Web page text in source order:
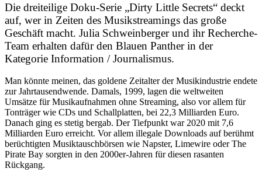
Die dreiteilige Doku-Serie „Dirty Little Secrets“ deckt
auf, wer in Zeiten des Musikstreamings das große
Geschäft macht. Julia Schweinberger und ihr Recherche-
Team erhalten dafür den Blauen Panther in der
Kategorie Information / Journalismus.
Man könnte meinen, das goldene Zeitalter der Musikindustrie endete
zur Jahrtausendwende. Damals, 1999, lagen die weltweiten
Umsätze für Musikaufnahmen ohne Streaming, also vor allem für
Tonträger wie CDs und Schallplatten, bei 22,3 Milliarden Euro.
Danach ging es stetig bergab. Der Tiefpunkt war 2020 mit 7,6
Milliarden Euro erreicht. Vor allem illegale Downloads auf berühmt
berüchtigten Musiktauschbörsen wie Napster, Limewire oder The
Pirate Bay sorgten in den 2000er-Jahren für diesen rasanten
Rückgang.